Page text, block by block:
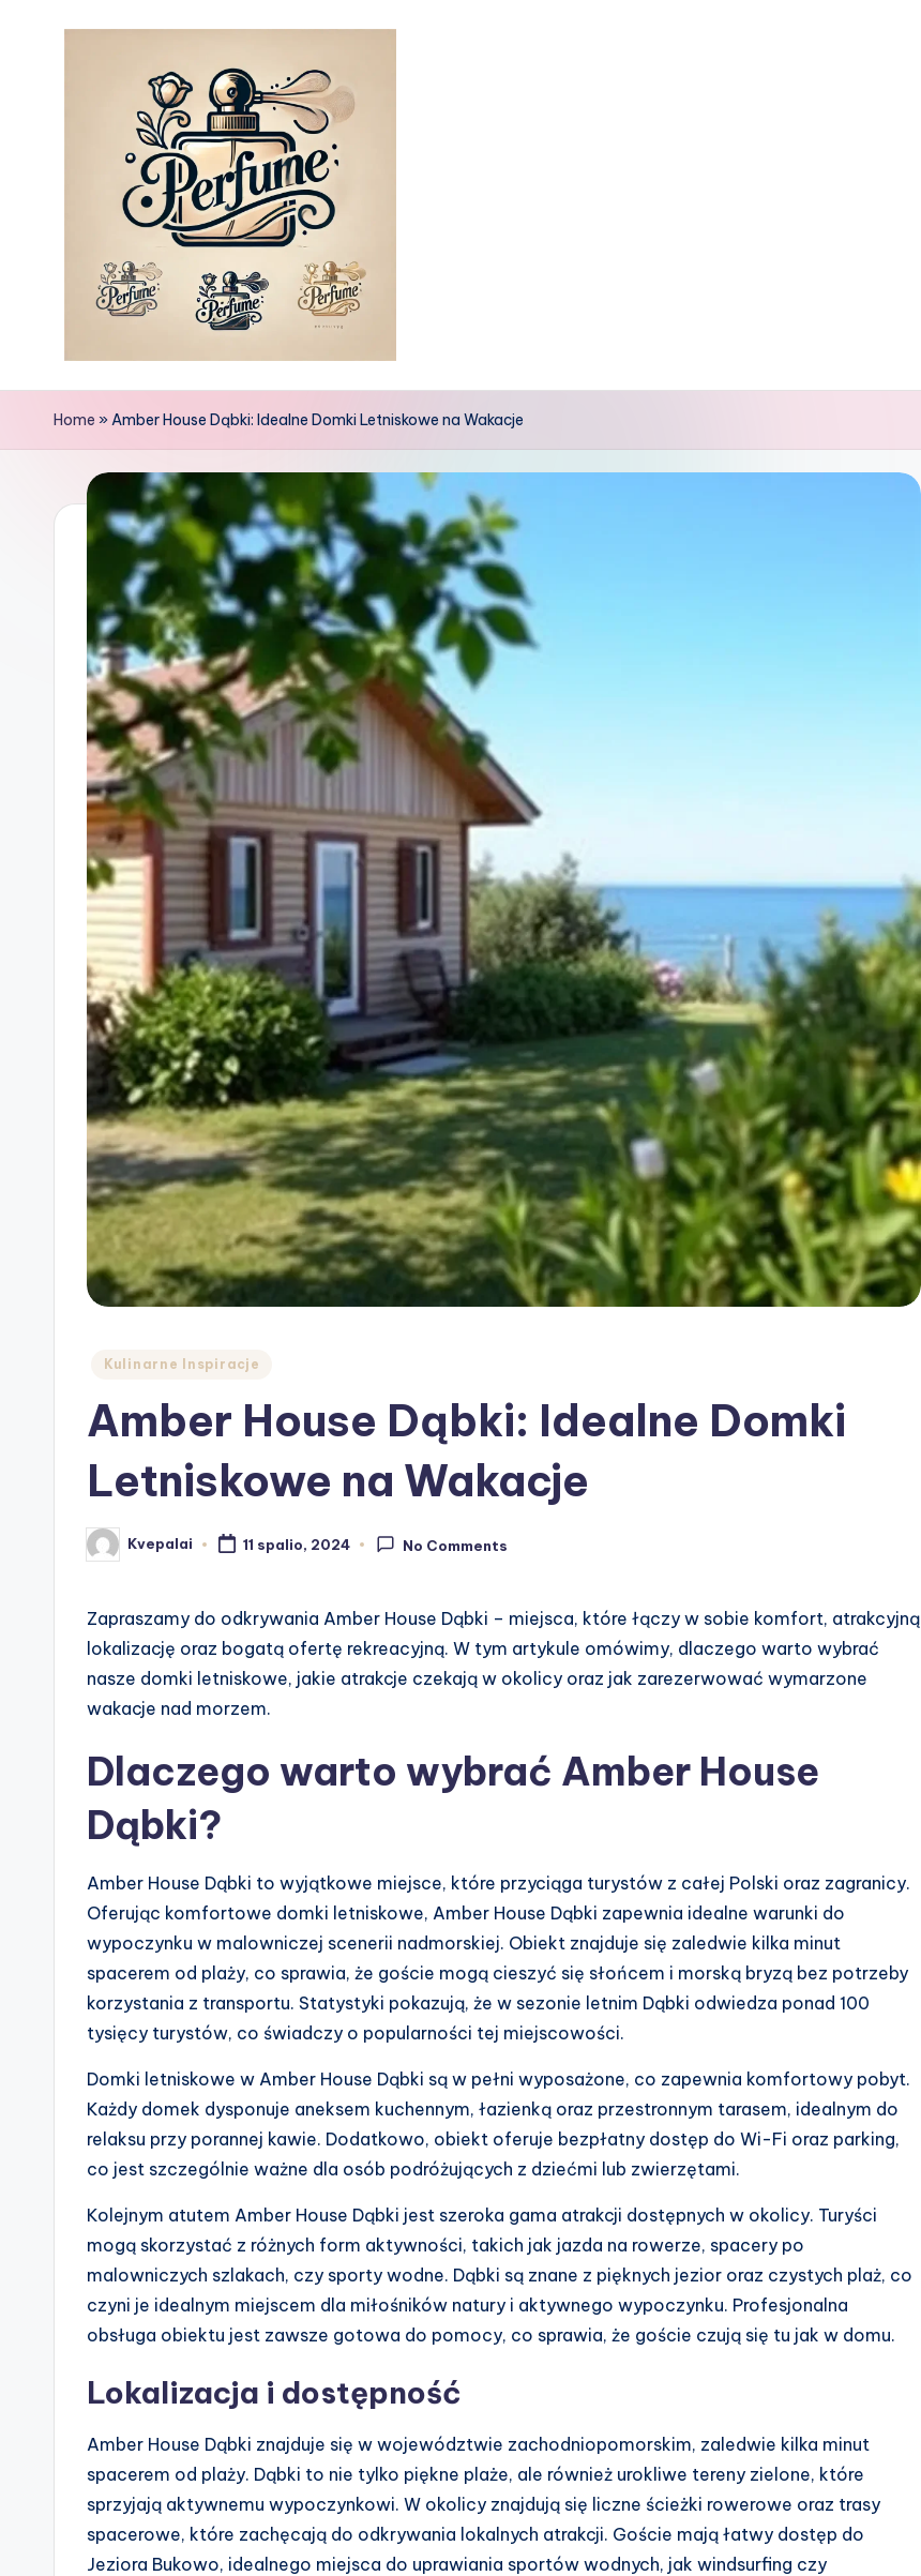
Home »Amber House Dąbki: Idealne Domki Letniskowe na Wakacje
Posted
Kulinarne Inspiracje
Amber House Dąbki: Idealne Domki
Letniskowe na Wakacje
Posted
by
Kvepalai 11 spalio, 2024 No Comments
Zapraszamy do odkrywania Amber House Dąbki – miejsca, które łączy w sobie komfort, atrakcyjną
lokalizację oraz bogatą ofertę rekreacyjną. W tym artykule omówimy, dlaczego warto wybrać
nasze domki letniskowe, jakie atrakcje czekają w okolicy oraz jak zarezerwować wymarzone
wakacje nad morzem.
Dlaczego warto wybrać Amber House
Dąbki?
Amber House Dąbki to wyjątkowe miejsce, które przyciąga turystów z całej Polski oraz zagranicy.
Oferując komfortowe domki letniskowe, Amber House Dąbki zapewnia idealne warunki do
wypoczynku w malowniczej scenerii nadmorskiej. Obiekt znajduje się zaledwie kilka minut
spacerem od plaży, co sprawia, że goście mogą cieszyć się słońcem i morską bryzą bez potrzeby
korzystania z transportu. Statystyki pokazują, że w sezonie letnim Dąbki odwiedza ponad 100
tysięcy turystów, co świadczy o popularności tej miejscowości.
Domki letniskowe w Amber House Dąbki są w pełni wyposażone, co zapewnia komfortowy pobyt.
Każdy domek dysponuje aneksem kuchennym, łazienką oraz przestronnym tarasem, idealnym do
relaksu przy porannej kawie. Dodatkowo, obiekt oferuje bezpłatny dostęp do Wi-Fi oraz parking,
co jest szczególnie ważne dla osób podróżujących z dziećmi lub zwierzętami.
Kolejnym atutem Amber House Dąbki jest szeroka gama atrakcji dostępnych w okolicy. Turyści
mogą skorzystać z różnych form aktywności, takich jak jazda na rowerze, spacery po
malowniczych szlakach, czy sporty wodne. Dąbki są znane z pięknych jezior oraz czystych plaż, co
czyni je idealnym miejscem dla miłośników natury i aktywnego wypoczynku. Profesjonalna
obsługa obiektu jest zawsze gotowa do pomocy, co sprawia, że goście czują się tu jak w domu.
Lokalizacja i dostępność
Amber House Dąbki znajduje się w województwie zachodniopomorskim, zaledwie kilka minut
spacerem od plaży. Dąbki to nie tylko piękne plaże, ale również urokliwe tereny zielone, które
sprzyjają aktywnemu wypoczynkowi. W okolicy znajdują się liczne ścieżki rowerowe oraz trasy
spacerowe, które zachęcają do odkrywania lokalnych atrakcji. Goście mają łatwy dostęp do
Jeziora Bukowo, idealnego miejsca do uprawiania sportów wodnych, jak windsurfing czy